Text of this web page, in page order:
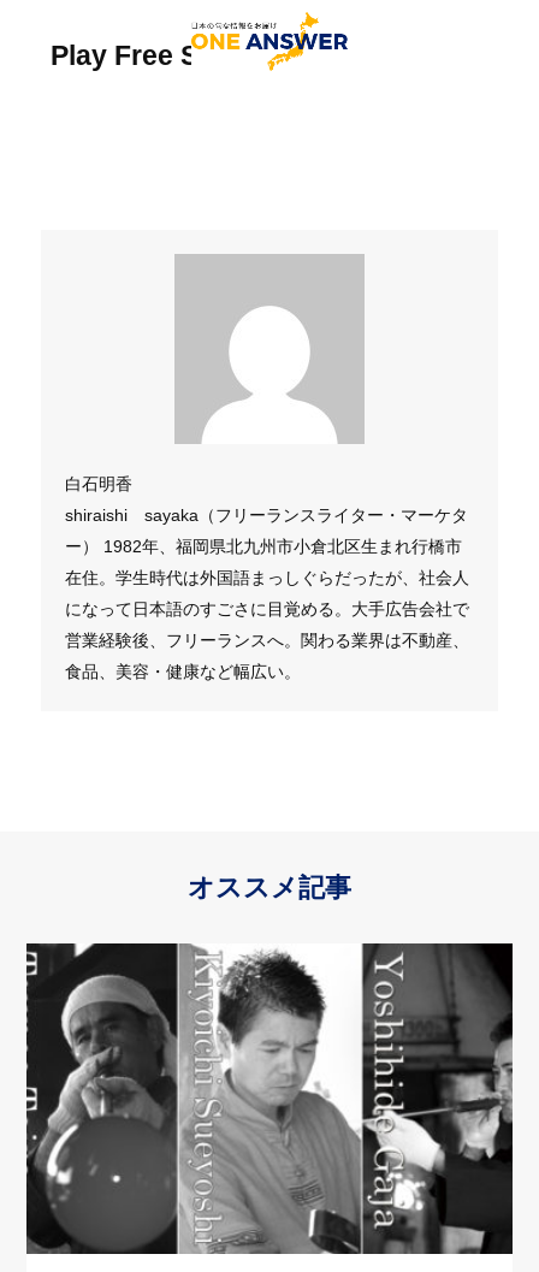
Play Free Slots
白石明香
shiraishi sayaka（フリーランスライター・マーケタ
ー） 1982年、福岡県北九州市小倉北区生まれ行橋市
在住。学生時代は外国語まっしぐらだったが、社会人
になって日本語のすごさに目覚める。大手広告会社で
営業経験後、フリーランスへ。関わる業界は不動産、
食品、美容・健康など幅広い。
オススメ記事